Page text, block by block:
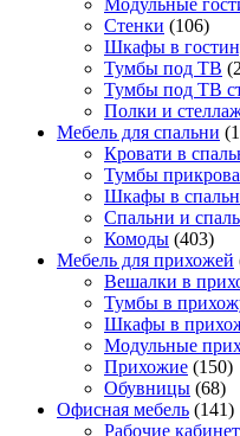
Модульные
Стенки (106)
Шкафы в
Тумбы под ТВ
Тумбы под ТВ
Полки и
Мебель для спальни
Кровати в
Тумбы
Шкафы в
Спальни и
Комоды (403)
Мебель для прихожей
Вешалки в
Тумбы в
Шкафы в
Модульные
Прихожие (150)
Обувницы (68)
Офисная мебель (141)
Рабочие